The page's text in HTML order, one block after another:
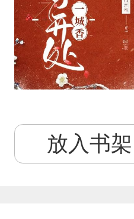
放入书架